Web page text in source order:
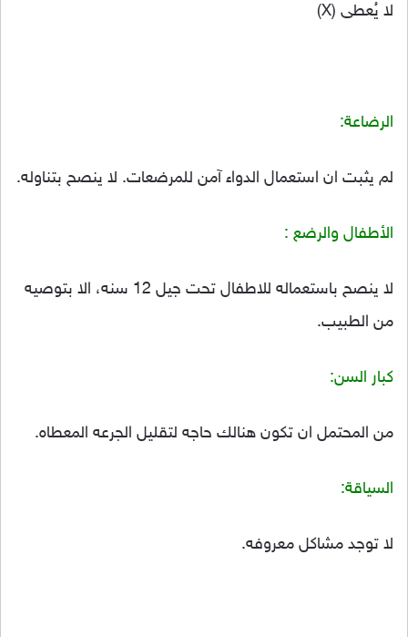
لا يُعطى (X)
الرضاعة:
لم يثبت ان استعمال الدواء آمن للمرضعات. لا ينصح بتناوله.
الأطفال والرضع :
لا ينصح باستعماله للاطفال تحت جيل 12 سنه، الا بتوصيه
من الطبيب.
كبار السن:
من المحتمل ان تكون هنالك حاجه لتقليل الجرعه المعطاه.
السياقة:
لا توجد مشاكل معروفه.